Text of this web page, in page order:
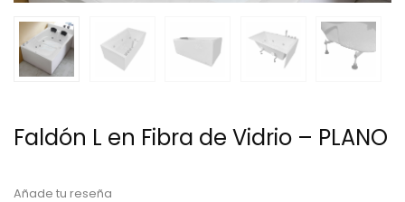
Faldón L en Fibra de Vidrio – PLANO
Añade tu reseña